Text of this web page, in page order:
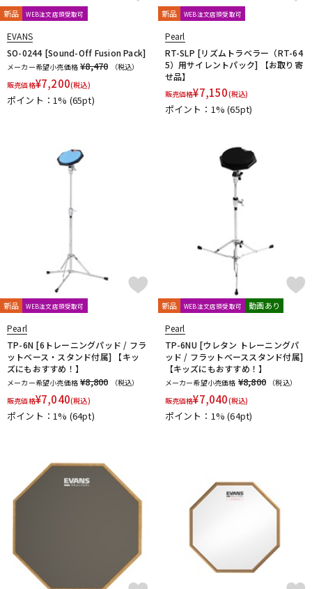
Regal Tip REMO Reunion Blues
Revolution Drum
riddim
RimRiser Robokey
ROC-N-SOC
Rogers
R-TOM
SAKAE DRUMS
SAKAE OSAKA HERITAGE
Schlagwerk Percussion
SJC Custom Drums
SlapKlatz
Slingerland SONOR SPINBAL
SPIZZICHINO
Super Light
TARA:NOME products
The Hand
WorldMax
建光ドラム工房
FRANKEN CYMBAL
ぼっち・ざ・ろっく！
Tandem Drums
新品 WEB注文店頭受取可
EVANS
SO-0244 [Sound-Off Fusion Pack]
メーカー希望小売価格 ¥8,470
（税込）
販売価格¥7,200(税込)
ポイント：1% (65pt)
新品 WEB注文店頭受取可
Pearl
RT-SLP [リズムトラベラー（RT-64
5）用サイレントパック] 【お取り寄
せ品】
販売価格¥7,150(税込)
ポイント：1%(65pt)
新品 WEB注文店頭受取可
Pearl
TP-6N [6トレーニングパッド / フラ
ットベース・スタンド付属] 【キッ
ズにもおすすめ！】
メーカー希望小売価格 ¥8,800
（税込）
販売価格¥7,040(税込)
ポイント：1% (64pt)
新品 WEB注文店頭受取可 動画あり
Pearl
TP-6NU [ウレタン トレーニングパ
ッド / フラットベーススタンド付属]
【キッズにもおすすめ！】
メーカー希望小売価格 ¥8,800
（税込）
販売価格¥7,040(税込)
ポイント：1%(64pt)